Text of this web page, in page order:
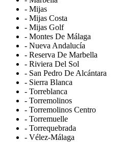
- Mijas
- Mijas Costa
- Mijas Golf
- Montes De Málaga
- Nueva Andalucía
- Reserva De Marbella
- Riviera Del Sol
- San Pedro De Alcántara
- Sierra Blanca
- Torreblanca
- Torremolinos
- Torremolinos Centro
- Torremuelle
- Torrequebrada
- Vélez-Málaga